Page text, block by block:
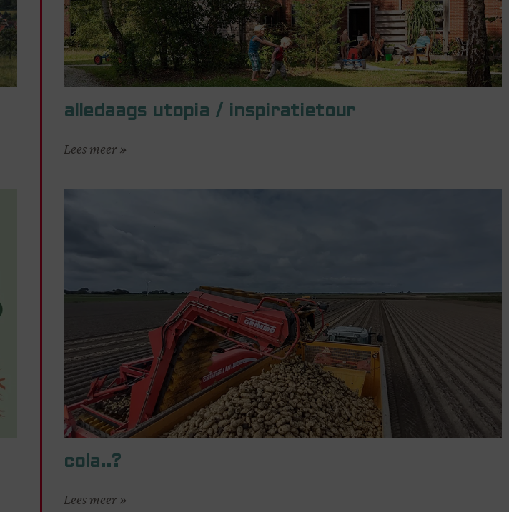
alledaags utopia / inspiratietour
Lees meer »
cola..?
Lees meer »